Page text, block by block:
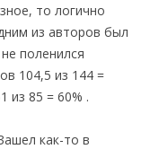
то логично
из авторов был
поленился
104,5 из 144 =
из 85 = 60% .
как-то в